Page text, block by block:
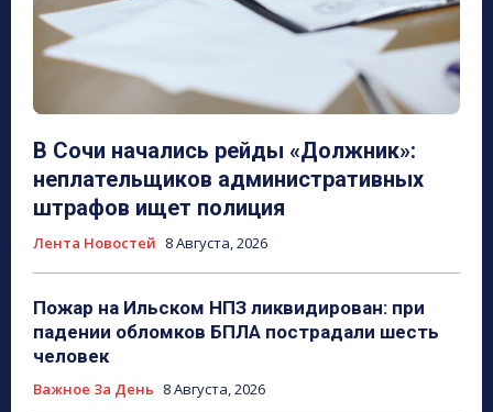
В Сочи начались рейды «Должник»:
неплательщиков административных
штрафов ищет полиция
Лента Новостей 8 Августа, 2026
Пожар на Ильском НПЗ ликвидирован: при
падении обломков БПЛА пострадали шесть
человек
Важное За День 8 Августа, 2026